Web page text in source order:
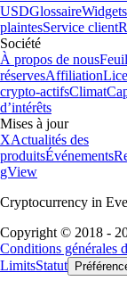
USDGlossaire
plaintesService client
Société
À propos de nous
réservesAffiliation
crypto-actifsClimat
d’intérêts
Mises à jour
XActualités des
produitsÉvénements
gView
Cryptocurrency in
Copyright © 2018 -
Conditions générales
LimitsStatut